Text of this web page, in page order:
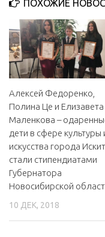
МБУ Дом культуры
МБОУ ДО «Детская
МБОУ ДО «Детская
МБУК
музей»
МБУ Парк
МБУК
Афиша
Независимая
ПОХОЖИЕ
Алексей Федоренко,
Полина Це и Елизавета
Маленкова –
дети в сфере культуры
искусства города
стали стипендиатами
Губернатора
Новосибирской
10 ДЕК, 2018